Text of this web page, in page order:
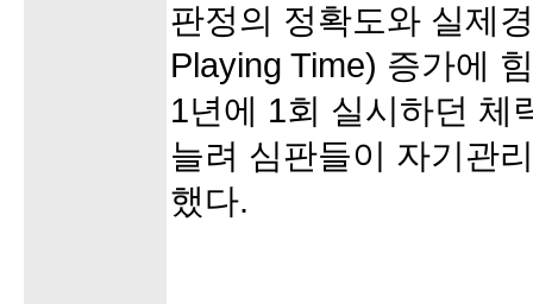
판정의 정확도와 실제
Playing Time) 증가에
1년에 1회 실시하던 체
늘려 심판들이 자기관
했다.